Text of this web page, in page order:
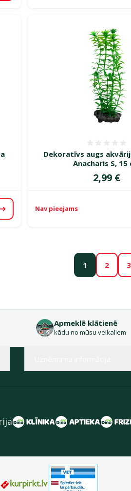
Apskatīt
Dekorat­īvs augs
Anacharis S, 15
Cena
2,99 €
Nav pieejams
1 2 3
Apmeklē klātienē
kādu no mūsu veikaliem